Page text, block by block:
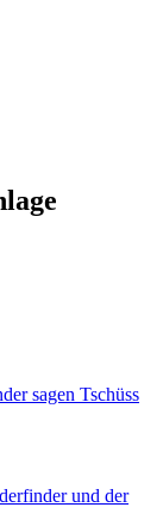
sagen Tschüss
und der